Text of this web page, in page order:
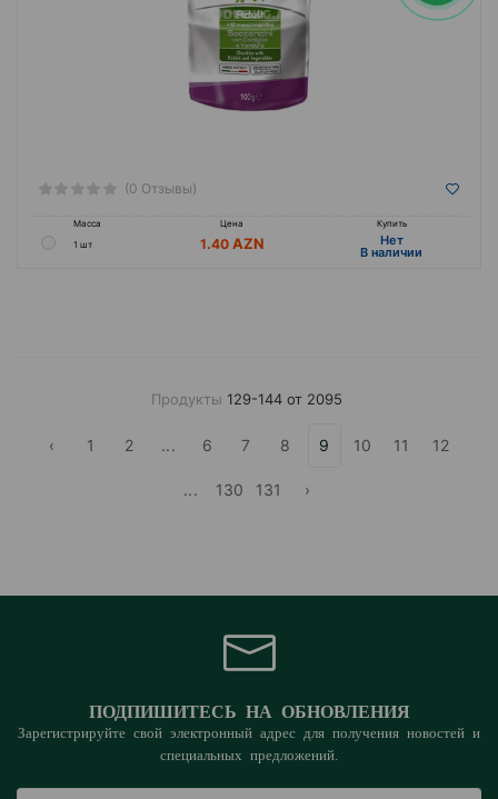
(0 Отзывы)
Масса Цена
Купить
1 шт
1.40 Hет
B наличии
Продукты 129-144 от 2095
‹ 1 2 ... 6 7 8 9 10 11 12
... 130 131 ›
ПОДПИШИТЕСЬ НА ОБНОВЛЕНИЯ
Зарегистрируйте свой электронный адрес для получения новостей и
специальных предложений.